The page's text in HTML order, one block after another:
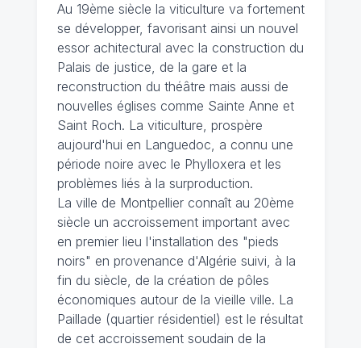
Au 19ème siècle la viticulture va fortement
se développer, favorisant ainsi un nouvel
essor achitectural avec la construction du
Palais de justice, de la gare et la
reconstruction du théâtre mais aussi de
nouvelles églises comme Sainte Anne et
Saint Roch. La viticulture, prospère
aujourd'hui en Languedoc, a connu une
période noire avec le Phylloxera et les
problèmes liés à la surproduction.
La ville de Montpellier connaît au 20ème
siècle un accroissement important avec
en premier lieu l'installation des "pieds
noirs" en provenance d'Algérie suivi, à la
fin du siècle, de la création de pôles
économiques autour de la vieille ville. La
Paillade (quartier résidentiel) est le résultat
de cet accroissement soudain de la